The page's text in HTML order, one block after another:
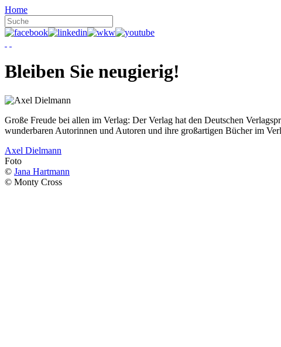
Home
Bleiben Sie neugierig!
Große Freude bei allen im Verlag: Der Verlag hat den Deutschen
wunderbaren Autorinnen und Autoren und ihre großartigen Bücher im
Axel Dielmann
Foto
© Jana Hartmann
© Monty Cross